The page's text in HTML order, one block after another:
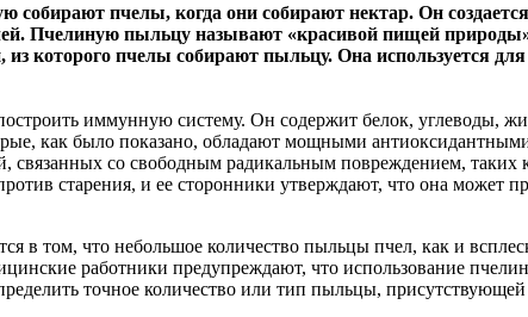
пчелы, когда они собирают нектар. Он
Пчелиную пыльцу называют «красивой пищей
которого пчелы собирают пыльцу. Она используется
иммунную систему. Он содержит белок, углеводы,
как было показано, обладают мощными
со свободным радикальным повреждением, таких
старения, и ее сторонники утверждают, что она может
в том, что небольшое количество пыльцы пчел, как и
работники предупреждают, что использование
точное количество или тип пыльцы,